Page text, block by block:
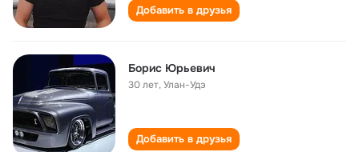
Добавить в друзья
Борис Юрьевич
30 лет,Улан-Удэ
Добавить в друзья